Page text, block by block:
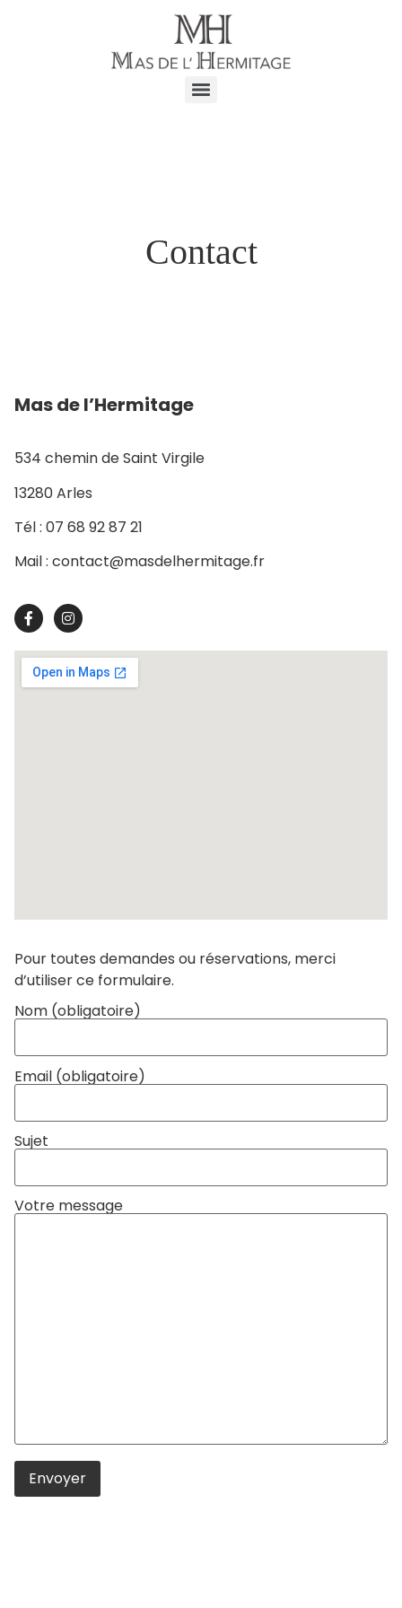
Contact
Pour toutes demandes ou réservations, merci
d’utiliser ce formulaire.
Nom (obligatoire)
Email (obligatoire)
Sujet
Votre message
Mas de l’Hermitage
534 chemin de Saint Virgile
13280 Arles
Tél : 07 68 92 87 21
Mail : contact@masdelhermitage.fr